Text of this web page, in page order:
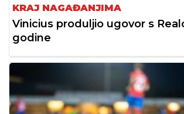
KRAJ NAGAĐANJIMA
Vinicius produljio ugovor s
godine